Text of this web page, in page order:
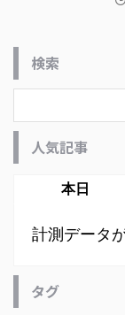
検索
人気記事
本日
計測データ
タグ